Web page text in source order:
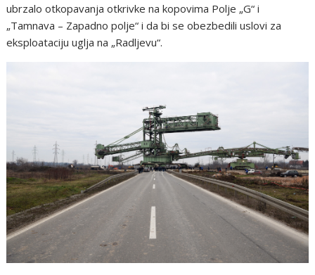
ubrzalo otkopavanja otkrivke na kopovima Polje „G“ i
„Tamnava – Zapadno polje“ i da bi se obezbedili uslovi za
eksploataciju uglja na „Radljevu“.